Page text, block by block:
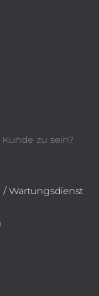
zu sein?
Wartungsdienst